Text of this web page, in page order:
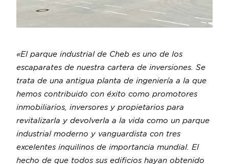
«El parque industrial de Cheb es uno de los
escaparates de nuestra cartera de inversiones. Se
trata de una antigua planta de ingeniería a la que
hemos contribuido con éxito como promotores
inmobiliarios, inversores y propietarios para
revitalizarla y devolverla a la vida como un parque
industrial moderno y vanguardista con tres
excelentes inquilinos de importancia mundial. El
hecho de que todos sus edificios hayan obtenido